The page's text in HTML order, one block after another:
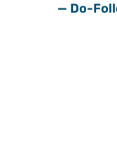
פרסום כתבת SEO עם קישור Do-Follow —